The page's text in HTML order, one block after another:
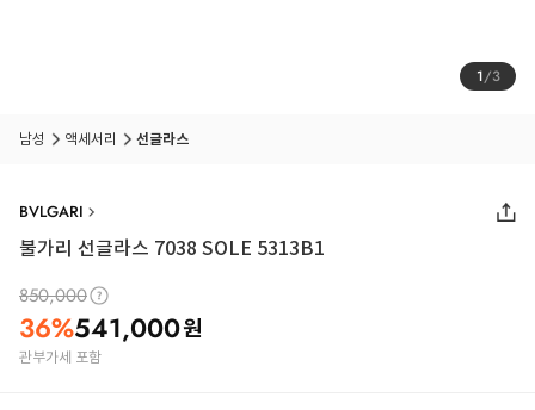
1/3
남성 액세서리 선글라스
BVLGARI
불가리 선글라스 7038 SOLE 5313B1
850,000
36%541,000원
관부가세 포함